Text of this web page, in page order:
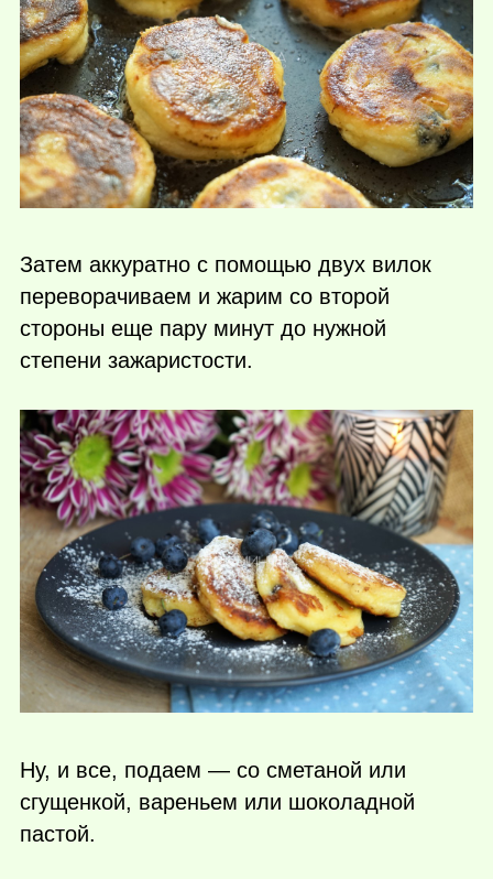
Затем аккуратно с помощью двух вилок
переворачиваем и жарим со второй
стороны еще пару минут до нужной
степени зажаристости.
Ну, и все, подаем — со сметаной или
сгущенкой, вареньем или шоколадной
пастой.